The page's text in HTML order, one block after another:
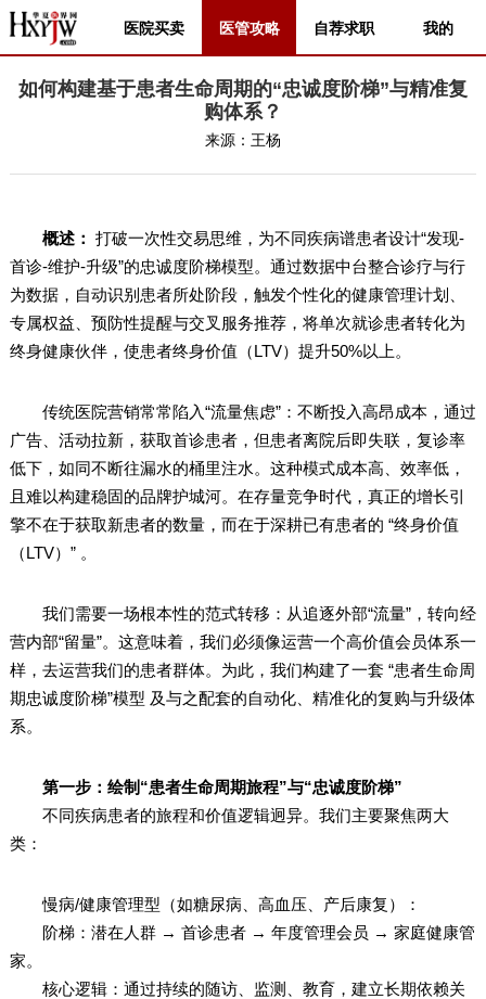
医院买卖 医管攻略 自荐求职 我的
如何构建基于患者生命周期的“忠诚度阶梯”与精准复
购体系？
来源： 王杨
概述： 打破一次性交易思维，为不同疾病谱患者设计“发现-
首诊-维护-升级”的忠诚度阶梯模型。通过数据中台整合诊疗与行
为数据，自动识别患者所处阶段，触发个性化的健康管理计划、
专属权益、预防性提醒与交叉服务推荐，将单次就诊患者转化为
终身健康伙伴，使患者终身价值（LTV）提升50%以上。
传统医院营销常常陷入“流量焦虑”：不断投入高昂成本，通过
广告、活动拉新，获取首诊患者，但患者离院后即失联，复诊率
低下，如同不断往漏水的桶里注水。这种模式成本高、效率低，
且难以构建稳固的品牌护城河。在存量竞争时代，真正的增长引
擎不在于获取新患者的数量，而在于深耕已有患者的 “终身价值
（LTV）” 。
我们需要一场根本性的范式转移：从追逐外部“流量”，转向经
营内部“留量”。这意味着，我们必须像运营一个高价值会员体系一
样，去运营我们的患者群体。为此，我们构建了一套 “患者生命周
期忠诚度阶梯”模型 及与之配套的自动化、精准化的复购与升级体
系。
第一步：绘制“患者生命周期旅程”与“忠诚度阶梯”
不同疾病患者的旅程和价值逻辑迥异。我们主要聚焦两大
类：
慢病/健康管理型（如糖尿病、高血压、产后康复）：
阶梯：潜在人群 → 首诊患者 → 年度管理会员 → 家庭健康管
家。
核心逻辑：通过持续的随访、监测、教育，建立长期依赖关